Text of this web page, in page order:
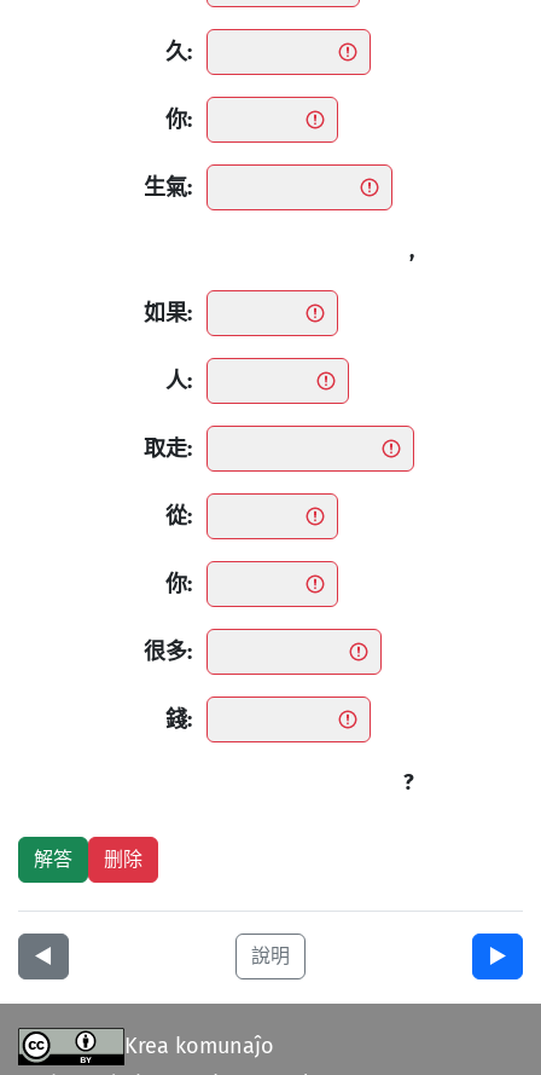
久:
你:
生氣:
,
如果:
人:
取走:
從:
你:
很多:
錢:
?
◀︎ 說明 ▶︎
Krea komunaĵo